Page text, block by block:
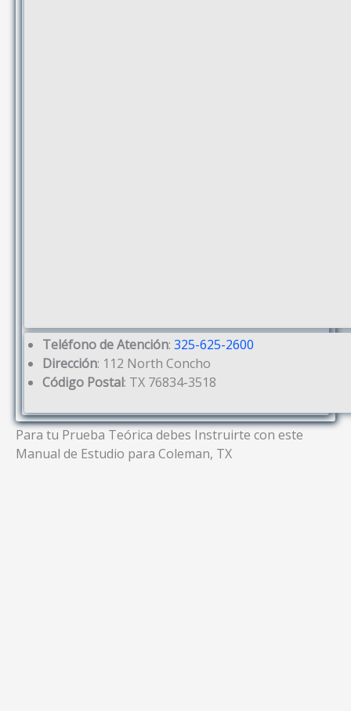
Teléfono de Atención: 325-625-2600
Dirección: 112 North Concho
Código Postal: TX 76834-3518
Para tu Prueba Teórica debes Instruirte con este
Manual de Estudio para Coleman, TX